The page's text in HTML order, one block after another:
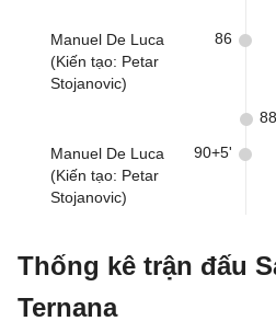
Manuel De Luca
(Kiến tạo: Petar
Stojanovic)
86
88
Manuel De Luca
(Kiến tạo: Petar
Stojanovic)
90+5'
Thống kê trận đấu
Ternana